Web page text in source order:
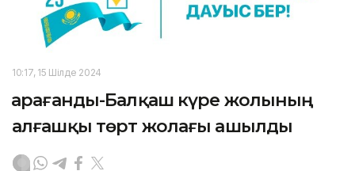
10:17, 15 Шілде 2024
Қарағанды-Балқаш күре жолының
алғашқы төрт жолағы ашылды